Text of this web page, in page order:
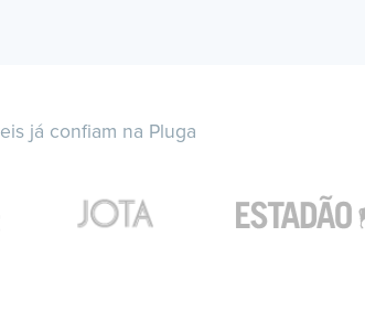
já confiam na Pluga